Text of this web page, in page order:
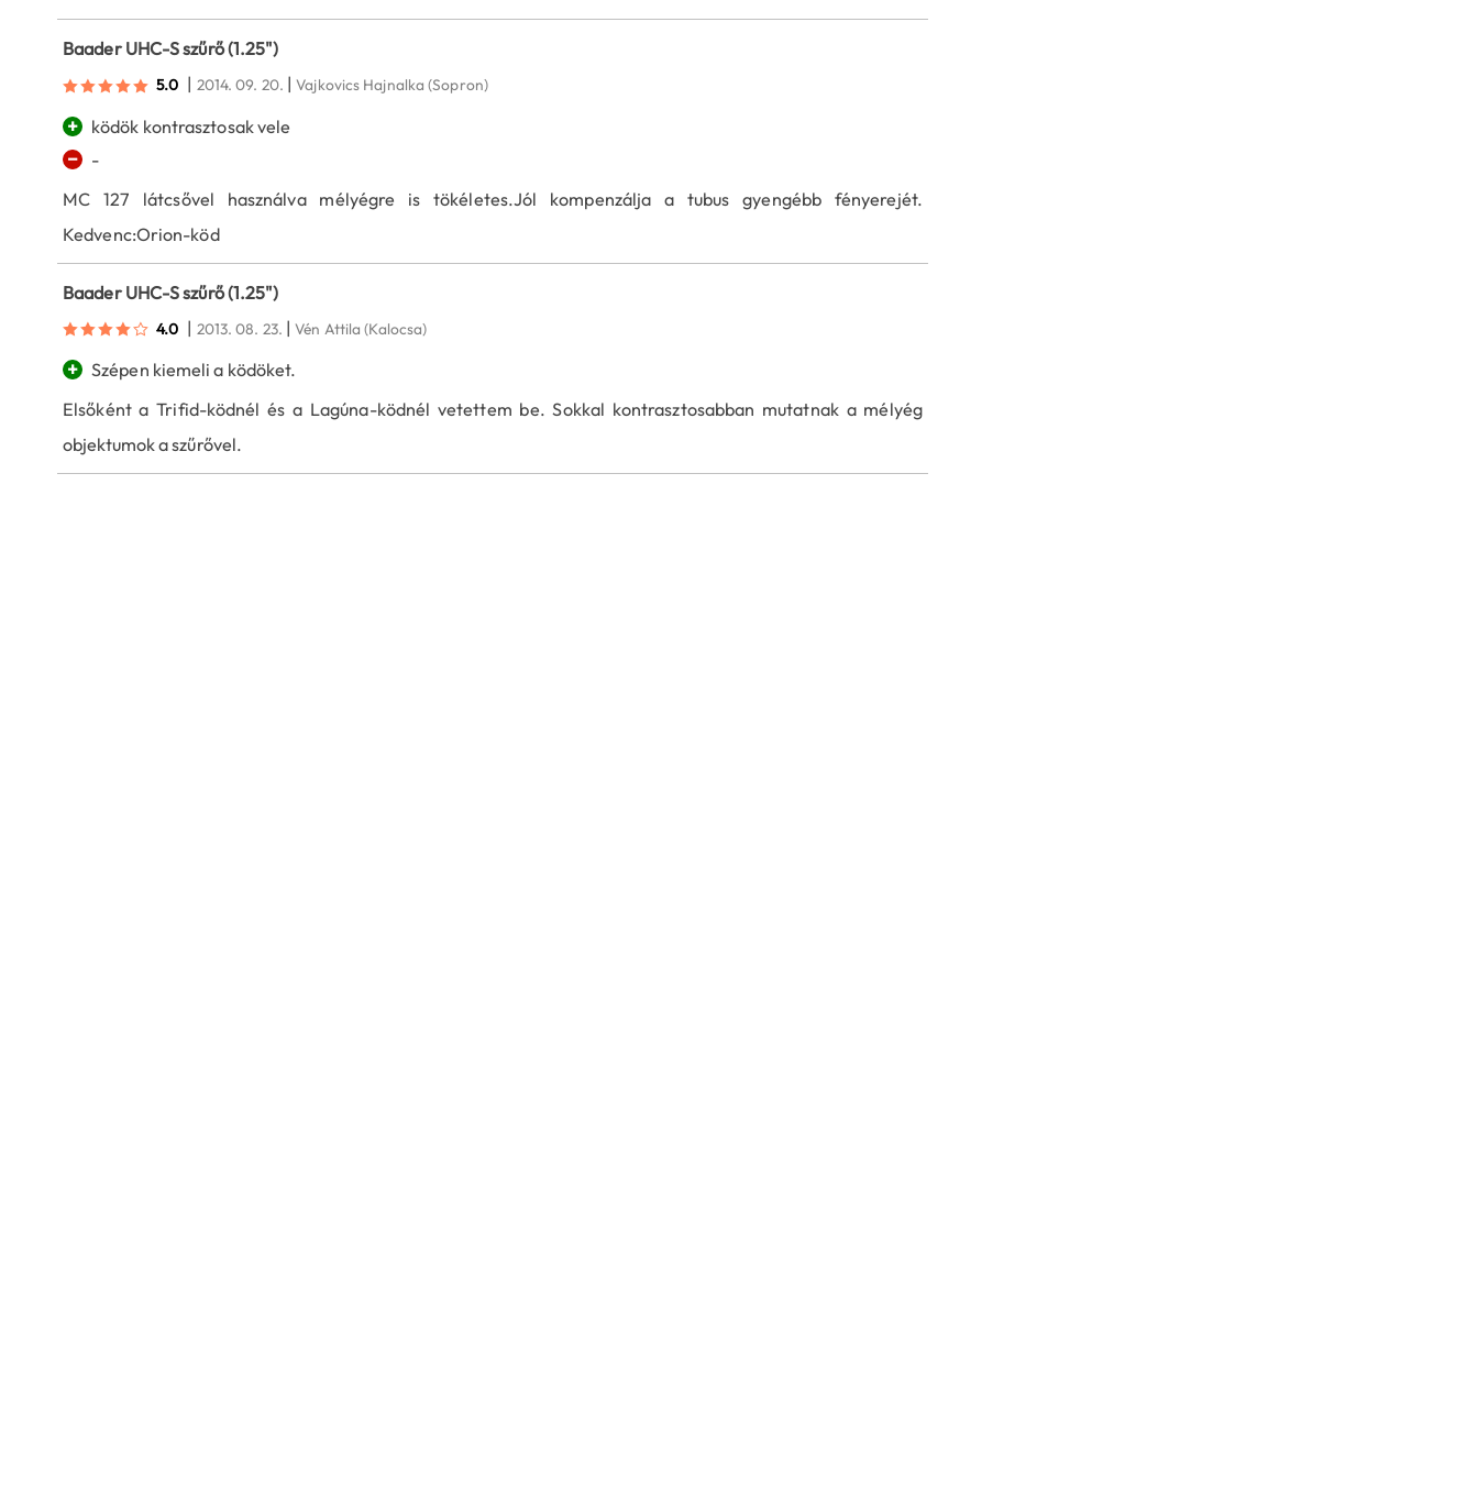
Baader UHC-S szűrő (1.25")
5.0 | 2014. 09. 20. |Vajkovics Hajnalka (Sopron)
+ ködök kontrasztosak vele
−
-
MC 127 látcsővel használva mélyégre is tökéletes.Jól kompenzálja a tubus gyengébb fényerejét.
Kedvenc:Orion-köd
Baader UHC-S szűrő (1.25")
4.0 | 2013. 08. 23. |Vén Attila (Kalocsa)
+ Szépen kiemeli a ködöket.
Elsőként a Trifid-ködnél és a Lagúna-ködnél vetettem be. Sokkal kontrasztosabban mutatnak a mélyég
objektumok a szűrővel.